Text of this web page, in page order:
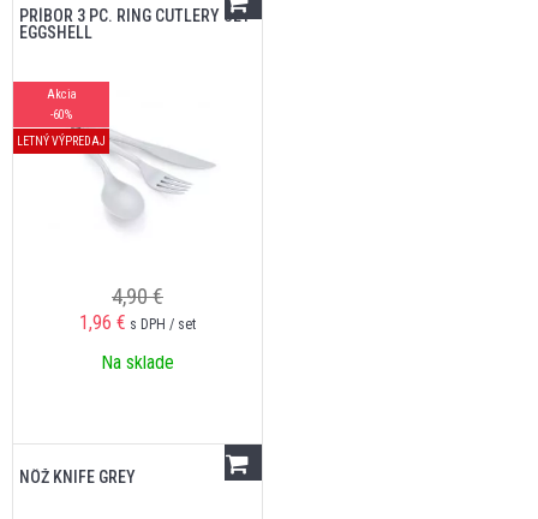
PRÍBOR 3 PC. RING CUTLERY SET
EGGSHELL
Akcia
-60%
LETNÝ VÝPREDAJ
4,90 €
1,96 € s DPH / set
Na sklade
NÔŽ KNIFE GREY